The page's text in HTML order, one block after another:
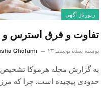
رپورتاژ آگهی
تفاوت و فرق استرس
نوشته شده توسط Gholami ۲۳ خرداد, ۱۴۰۳
به گزارش مجله هرموکا
حدودی پیچیده است. چرا که